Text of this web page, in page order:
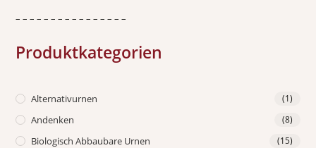
– – – – – – – – – – – – – – – –
Produktkategorien
Alternativurnen (1)
Andenken (8)
Biologisch Abbaubare Urnen (15)